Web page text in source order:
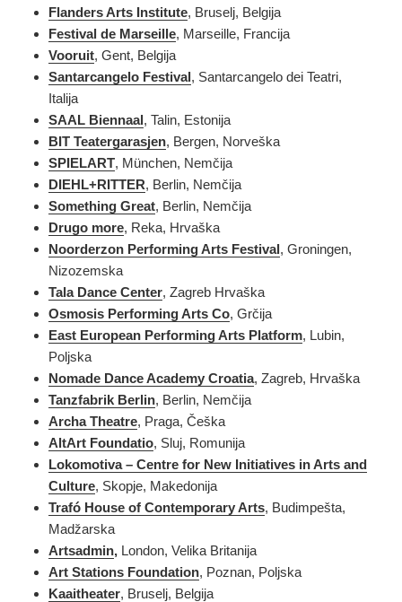
Flanders Arts Institute, Bruselj, Belgija
Festival de Marseille, Marseille, Francija
Vooruit, Gent, Belgija
Santarcangelo Festival, Santarcangelo dei Teatri,
Italija
SAAL Biennaal, Talin, Estonija
BIT Teatergarasjen, Bergen, Norveška
SPIELART, München, Nemčija
DIEHL+RITTER, Berlin, Nemčija
Something Great, Berlin, Nemčija
Drugo more, Reka, Hrvaška
Noorderzon Performing Arts Festival, Groningen,
Nizozemska
Tala Dance Center, Zagreb Hrvaška
Osmosis Performing Arts Co, Grčija
East European Performing Arts Platform, Lubin,
Poljska
Nomade Dance Academy Croatia, Zagreb, Hrvaška
Tanzfabrik Berlin, Berlin, Nemčija
Archa Theatre, Praga, Češka
AltArt Foundatio, Sluj, Romunija
Lokomotiva –Centre for New Initiatives in Arts and
Culture, Skopje, Makedonija
Trafó House of Contemporary Arts, Budimpešta,
Madžarska
Artsadmin, London, Velika Britanija
Art Stations Foundation, Poznan, Poljska
Kaaitheater, Bruselj, Belgija